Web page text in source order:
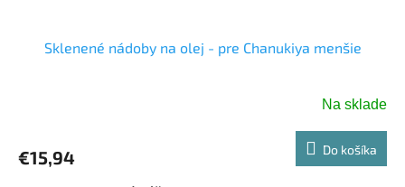
Sklenené nádoby na olej - pre Chanukiya menšie
Na sklade
€15,94 Do košíka